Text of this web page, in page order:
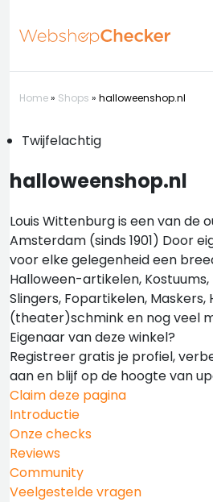
Home» Shops » halloweenshop.nl
Twijfelachtig
halloweenshop.nl
Louis Wittenburg is een van de
Amsterdam (sinds 1901) Door
voor elke gelegenheid een
Halloween-artikelen, Kostuums,
Slingers, Fopartikelen, Maskers,
(theater)schmink en nog veel
Eigenaar van deze winkel?
Registreer gratis je profiel,
aan en blijf op de hoogte van
Claim deze pagina
Introductie
Onze checks
Reviews
Community
Veelgestelde vragen